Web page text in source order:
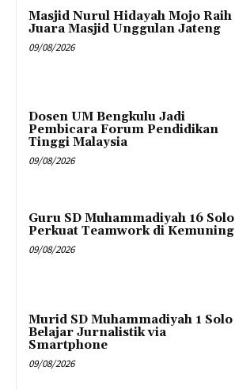
Masjid Nurul Hidayah Mojo Raih
Juara Masjid Unggulan Jateng
09/08/2026
Dosen UM Bengkulu Jadi
Pembicara Forum Pendidikan
Tinggi Malaysia
09/08/2026
Guru SD Muhammadiyah 16 Solo
Perkuat Teamwork di Kemuning
09/08/2026
Murid SD Muhammadiyah 1 Solo
Belajar Jurnalistik via
Smartphone
09/08/2026